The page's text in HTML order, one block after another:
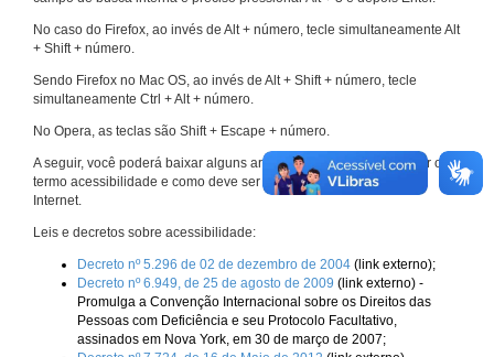
No caso do Firefox, ao invés de Alt + número, tecle simultaneamente Alt
+ Shift + número.
Sendo Firefox no Mac OS, ao invés de Alt + Shift + número, tecle
simultaneamente Ctrl + Alt + número.
No Opera, as teclas são Shift + Escape + número.
A seguir, você poderá baixar alguns arquivos que explicam melhor o
termo acessibilidade e como deve ser implementado nos sites da
Internet.
Leis e decretos sobre acessibilidade:
Decreto nº 5.296 de 02 de dezembro de 2004 (link externo);
Decreto nº 6.949, de 25 de agosto de 2009 (link externo) -
Promulga a Convenção Internacional sobre os Direitos das
Pessoas com Deficiência e seu Protocolo Facultativo,
assinados em Nova York, em 30 de março de 2007;